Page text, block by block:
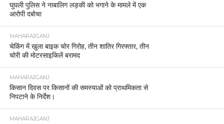
घुघली पुलिस ने नाबालिग लड़की को भगाने के मामले में एक
आरोपी दबोचा
MAHARAJGANJ
चेकिंग में खुला बाइक चोर गिरोह, तीन शातिर गिरफ्तार, तीन
चोरी की मोटरसाइकिलें बरामद
MAHARAJGANJ
किसान दिवस पर किसानों की समस्याओं को प्राथमिकता से
निपटाने के निर्देश।
MAHARAJGANJ